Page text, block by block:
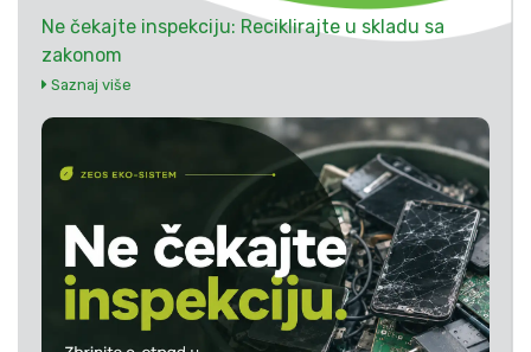
Ne čekajte inspekciju: Reciklirajte u skladu sa
zakonom
Saznaj više